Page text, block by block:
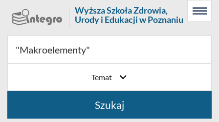
Menu
główne
Wyszukiwarka
Treść
główna
Menu
Prolib
Integro
strona
główna
Wyższa Szkoła Zdrowia,
Urody i Edukacji w Poznaniu
Temat
Szukaj